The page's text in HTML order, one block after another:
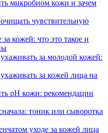
микробиом кожи и зачем
чувствительную
кожей: что это такое и
за молодой кожей:
за кожей лица на
pH кожи: рекомендации
тоник или сыворотка
уходе за кожей лица